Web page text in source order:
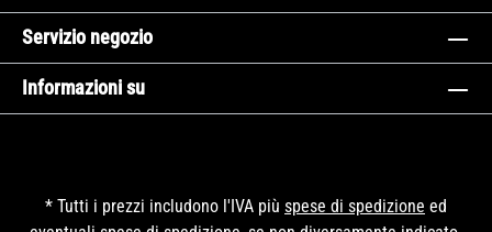
Servizio negozio
Informazioni su
* Tutti i prezzi includono l'IVA più spese di spedizione ed